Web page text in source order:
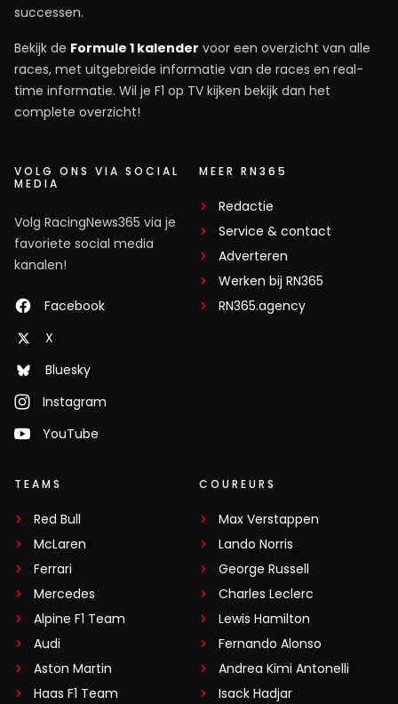
successen.
Bekijk de Formule 1 kalender voor een overzicht van alle
races, met uitgebreide informatie van de races en real-
time informatie. Wil je F1 op TV kijken bekijk dan het
complete overzicht!
VOLG ONS VIA SOCIAL
MEDIA
Volg RacingNews365 via je
favoriete social media
kanalen!
Facebook
X
Bluesky
Instagram
YouTube
MEER RN365
Redactie
Service & contact
Adverteren
Werken bij RN365
RN365.agency
TEAMS
Red Bull
McLaren
Ferrari
Mercedes
Alpine F1 Team
Audi
Aston Martin
Haas F1 Team
COUREURS
Max Verstappen
Lando Norris
George Russell
Charles Leclerc
Lewis Hamilton
Fernando Alonso
Andrea Kimi Antonelli
Isack Hadjar